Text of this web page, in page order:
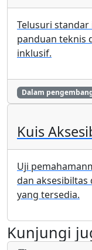
Telusuri
panduan teknis
inklusif.
Dalam
Kuis
Uji
dan
yang tersedia.
Kunjungi